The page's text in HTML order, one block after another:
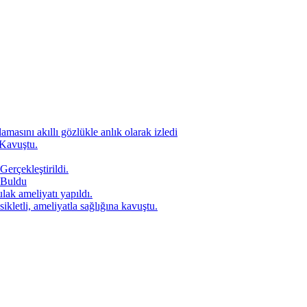
akıllı gözlükle anlık olarak izledi
ameliyatı yapıldı.
ameliyatla sağlığına kavuştu.